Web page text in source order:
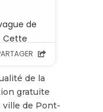
de la
gratuite
ville de Pont-